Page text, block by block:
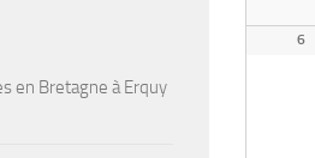
6
en Bretagne à Erquy